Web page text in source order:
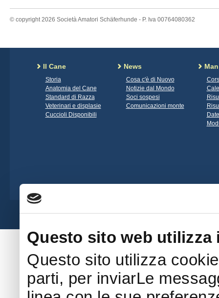
Questo sito web utilizza
Questo sito utilizza
parti, per inviarLe
© copyright 2026 Società Amatori Schäferhunde - P. Iva 00764080362
Il Cane
Storia
Anatomia del Cane
Standard di Razza
Veterinari e displasie
Cuccioli Disponibili
News
Cosa c'è di Nuovo
Notizie dal Mondo
Soci sospesi
Comunicazioni monte
Società Amatori Schäferhunde - Viale